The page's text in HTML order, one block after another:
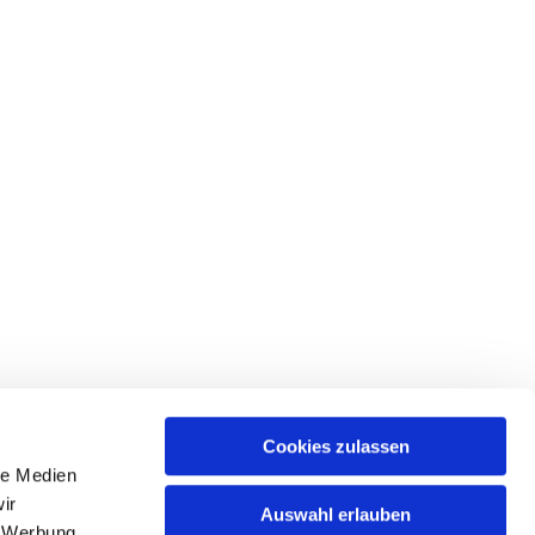
Medien
Cookies zulassen
Auswahl erlauben
& Downloads